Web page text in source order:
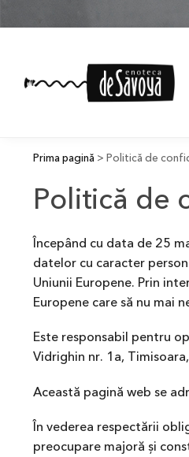
Prima pagină> Politică de
Politică de
Începând cu data de 25
datelor cu caracter
Uniunii Europene. Prin
Europene care să nu mai
Este responsabil pentru
Vidrighin nr. 1a,
Această pagină web se
În vederea respectării
preocupare majoră și